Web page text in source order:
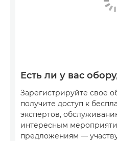
Есть ли у вас
Зарегистрируйте свое
получите доступ к
экспертов,
интересным
предложениям —